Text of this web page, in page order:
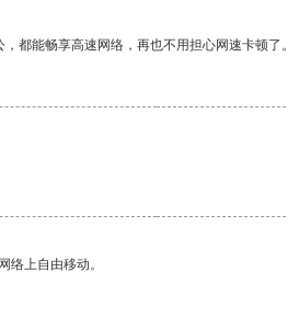
都能畅享高速网络，再也不用担心网速卡顿了。
络上自由移动。